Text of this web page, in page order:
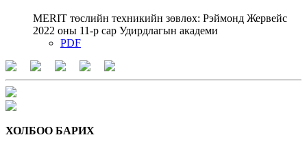
MERIT төслийн техникийн зөвлөх: Рэймонд Жервейс
2022 оны 11-р сар Удирдлагын академи
PDF
ХОЛБОО БАРИХ